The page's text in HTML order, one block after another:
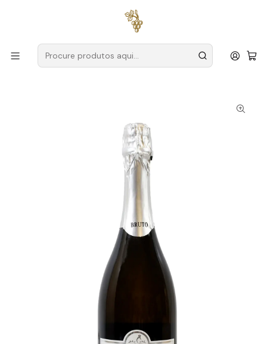
para encomendas a partir de
Produtores Vinho Verde
Reguengo de Melgaço
Reguengo de Melgaço Espumante Alvarinho Reserva Bruto
2020 75cl